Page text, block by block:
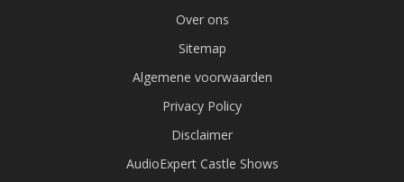
Over ons
Sitemap
Algemene voorwaarden
Privacy Policy
Disclaimer
AudioExpert Castle Shows